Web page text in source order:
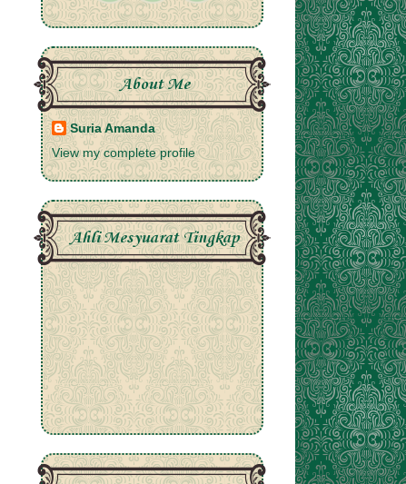
About Me
Suria Amanda
View my complete profile
Ahli Mesyuarat Tingkap